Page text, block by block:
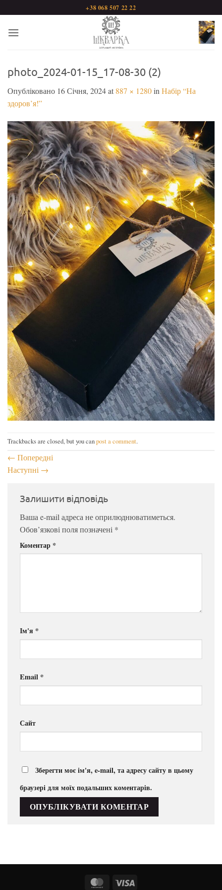
+38 068 507 22 22
photo_2024-01-15_17-08-30 (2)
Опубліковано 16 Січня, 2024at 887 × 1280in Набір “На
здоров’я!”
Trackbacks are closed, but you canpost a comment.
← Попередні
Наступні →
Залишити відповідь
Ваша e-mail адреса не оприлюднюватиметься.
Обов’язкові поля позначені *
Коментар *
Ім'я *
Email *
Сайт
Зберегти моє ім'я, e-mail, та адресу сайту в цьому
браузері для моїх подальших коментарів.
MasterCard